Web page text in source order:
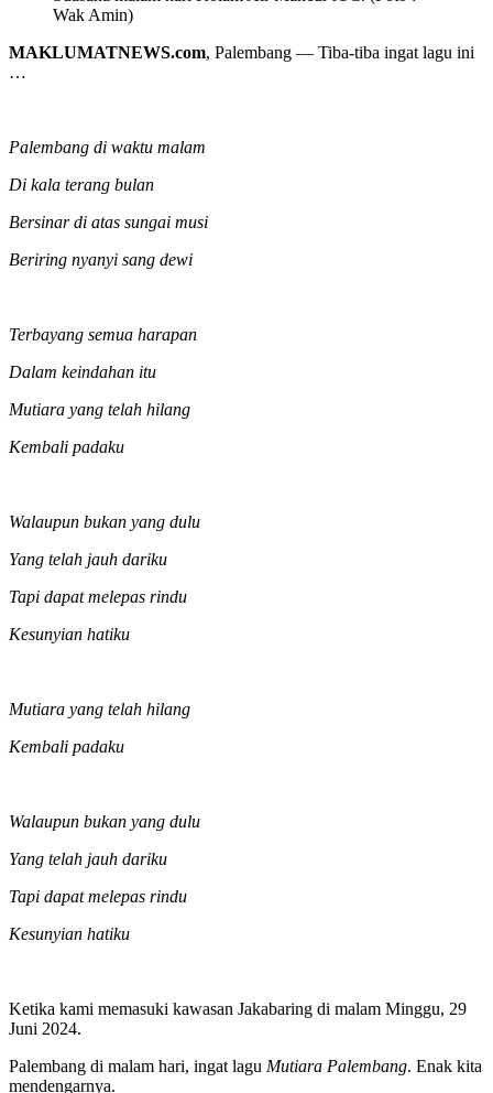
Wak Amin)
MAKLUMATNEWS.com, Palembang — Tiba-tiba ingat lagu ini
…
Di kala terang bulan
Bersinar di atas sungai musi
Terbayang semua harapan
Dalam keindahan itu
Mutiara yang telah hilang
Yang telah jauh dariku